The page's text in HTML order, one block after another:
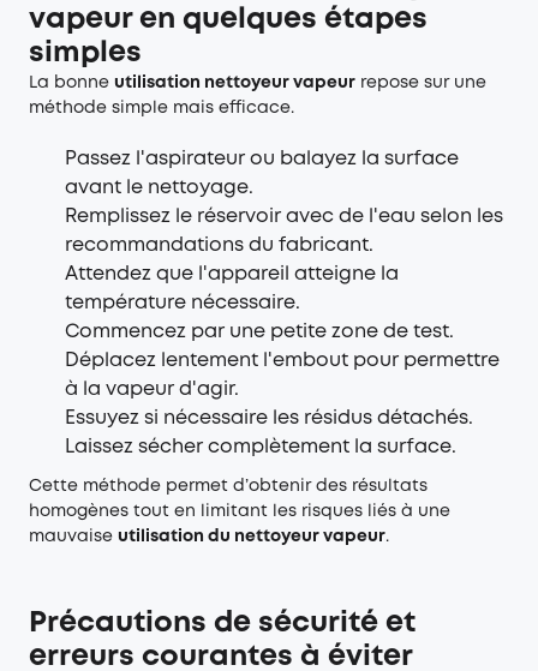
vapeur en quelques étapes
simples
La bonne utilisation nettoyeur vapeur repose sur une
méthode simple mais efficace.
Passez l'aspirateur ou balayez la surface
avant le nettoyage.
Remplissez le réservoir avec de l'eau selon les
recommandations du fabricant.
Attendez que l'appareil atteigne la
température nécessaire.
Commencez par une petite zone de test.
Déplacez lentement l'embout pour permettre
à la vapeur d'agir.
Essuyez si nécessaire les résidus détachés.
Laissez sécher complètement la surface.
Cette méthode permet d’obtenir des résultats
homogènes tout en limitant les risques liés à une
mauvaise utilisation du nettoyeur vapeur.
Précautions de sécurité et
erreurs courantes à éviter